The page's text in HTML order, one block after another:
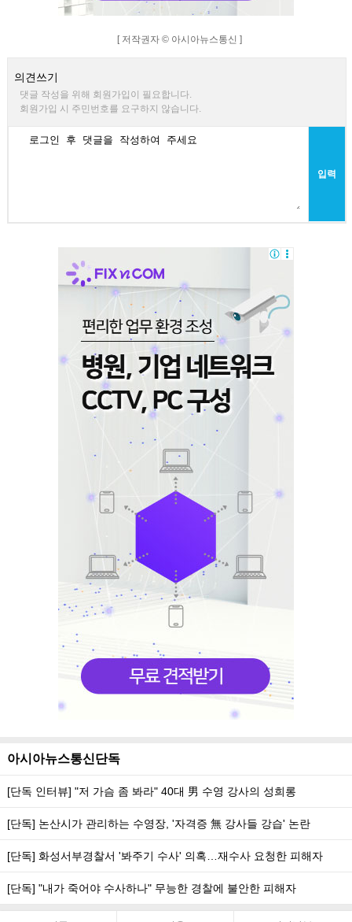
[ 저작권자 © 아시아뉴스통신 ]
의견쓰기
댓글 작성을 위해 회원가입이 필요합니다.
회원가입 시 주민번호를 요구하지 않습니다.
입력
아시아뉴스통신단독
[단독 인터뷰] "저 가슴 좀 봐라" 40대 男 수영 강사의 성희롱
[단독] 논산시가 관리하는 수영장, '자격증 無 강사들 강습' 논란
[단독] 화성서부경찰서 '봐주기 수사' 의혹…재수사 요청한 피해자
[단독] "내가 죽어야 수사하나" 무능한 경찰에 불안한 피해자